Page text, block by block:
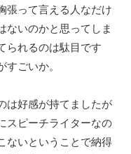
張って言える人なだけ
ないのかと思ってしま
られるのは駄目です
ごいか。
は好感が持てましたが
スピーチライターなの
ないということで納得